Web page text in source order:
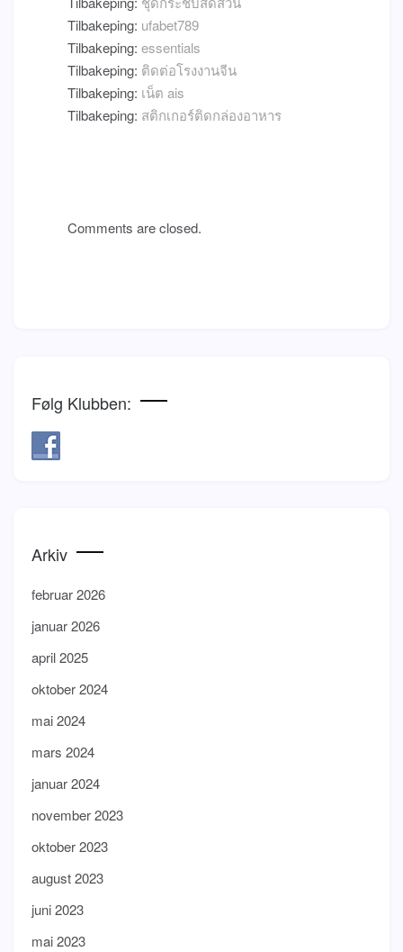
Tilbakeping: ufabet789
Tilbakeping: essentials
Tilbakeping: ติดต่อโรงงานจีน
Tilbakeping: เน็ต ais
Tilbakeping: สติกเกอร์ติดกล่องอาหาร
Comments are closed.
Følg Klubben:
Arkiv
februar 2026
januar 2026
april 2025
oktober 2024
mai 2024
mars 2024
januar 2024
november 2023
oktober 2023
august 2023
juni 2023
mai 2023